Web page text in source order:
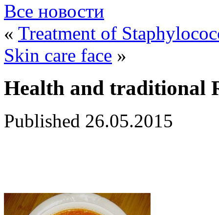
Все новости
« Treatment of
Skin care face »
Health and traditional
Published 26.05.2015